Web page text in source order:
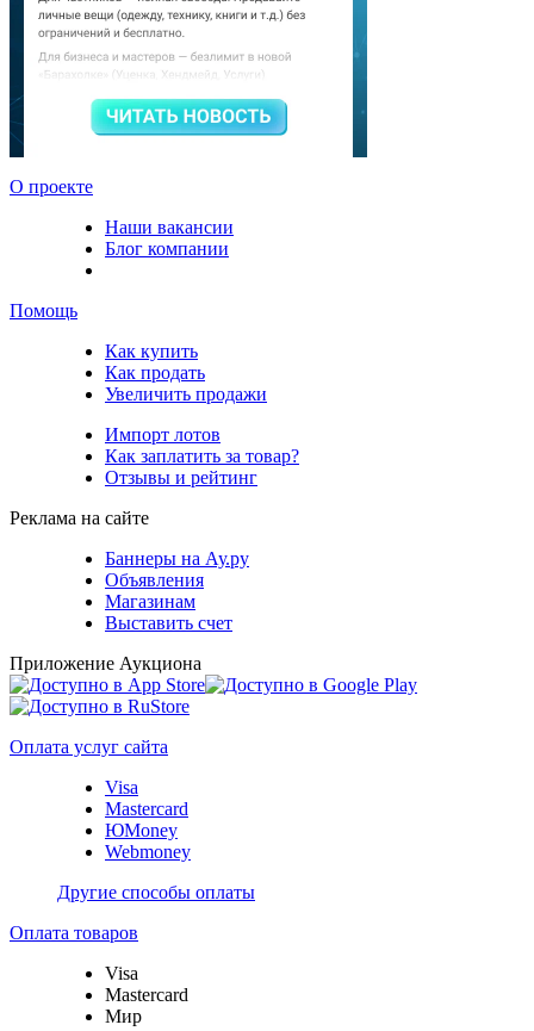
О проекте
Наши вакансии
Блог компании
Помощь
Как купить
Как продать
Увеличить продажи
Импорт лотов
Как заплатить за товар?
Отзывы и рейтинг
Реклама на сайте
Баннеры на Ау.ру
Объявления
Магазинам
Выставить счет
Приложение Аукциона
Оплата услуг сайта
Visa
Mastercard
ЮMoney
Webmoney
Другие способы оплаты
Оплата товаров
Visa
Mastercard
Мир